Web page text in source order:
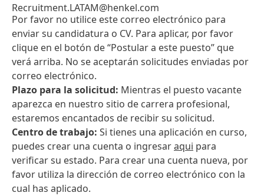
Recruitment.LATAM@henkel.com
Por favor no utilice este correo electrónico para
enviar su candidatura o CV. Para aplicar, por favor
clique en el botón de “Postular a este puesto” que
verá arriba. No se aceptarán solicitudes enviadas por
correo electrónico.
Plazo para la solicitud: Mientras el puesto vacante
aparezca en nuestro sitio de carrera profesional,
estaremos encantados de recibir su solicitud.
Centro de trabajo: Si tienes una aplicación en curso,
puedes crear una cuenta o ingresaraqui para
verificar su estado. Para crear una cuenta nueva, por
favor utiliza la dirección de correo electrónico con la
cual has aplicado.